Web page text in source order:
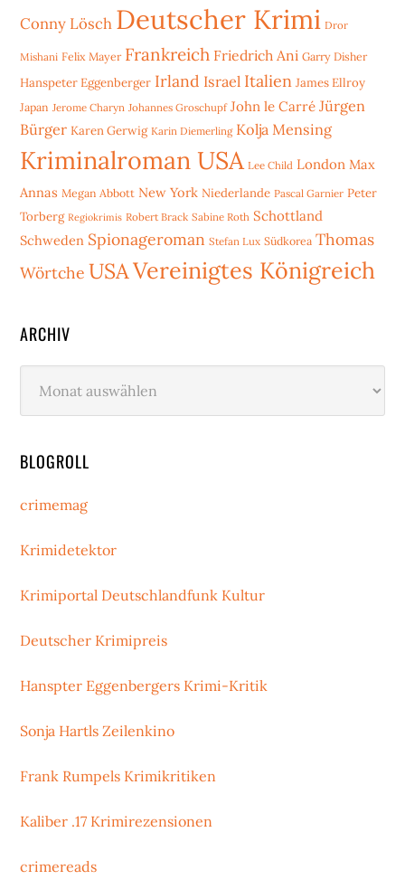
Conny Lösch Deutscher Krimi Dror
Mishani Felix Mayer Frankreich Friedrich Ani Garry Disher
Hanspeter Eggenberger Irland Israel Italien James Ellroy
Japan Jerome Charyn Johannes Groschupf John le Carré Jürgen
Bürger Karen Gerwig Karin Diemerling Kolja Mensing
Kriminalroman USA Lee Child London Max
Annas Megan Abbott New York Niederlande Pascal Garnier Peter
Torberg Regiokrimis Robert Brack Sabine Roth Schottland
Schweden Spionageroman Stefan Lux Südkorea Thomas
Wörtche USAVereinigtes Königreich
ARCHIV
BLOGROLL
crimemag
Krimidetektor
Krimiportal Deutschlandfunk Kultur
Deutscher Krimipreis
Hanspter Eggenbergers Krimi-Kritik
Sonja Hartls Zeilenkino
Frank Rumpels Krimikritiken
Kaliber .17 Krimirezensionen
crimereads